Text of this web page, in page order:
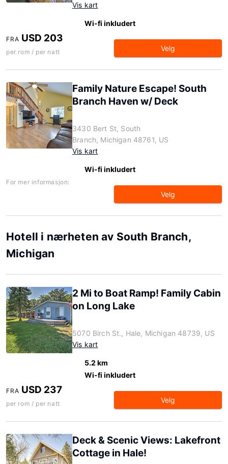
Vis kart
Wi-fi inkludert
FRA USD 203
per rom / per natt Velg
Family Nature Escape! South
Branch Haven w/ Deck
3430 Bert St, South
Branch, Michigan 48761, US
Vis kart
Wi-fi inkludert
For mer informasjon:
Velg
Hotell i nærheten av South Branch,
Michigan
2 Mi to Boat Ramp! Family Cabin
on Long Lake
5070 Birch St., Hale, Michigan 48739, US
Vis kart
5.2 km
Wi-fi inkludert
FRA USD 237
per rom / per natt Velg
Deck & Scenic Views: Lakefront
Cottage in Hale!